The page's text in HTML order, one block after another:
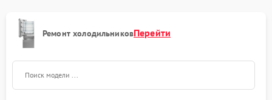
Ремонт холодильниковПерейти